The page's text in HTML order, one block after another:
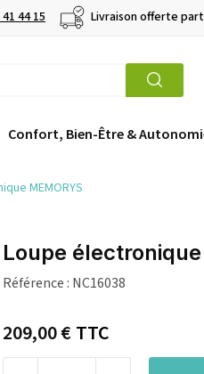
44 15 Livraison offerte
Confort, Bien-Être &
MEMORYS
Loupe électronique
Référence : NC16038
209,00 €TTC